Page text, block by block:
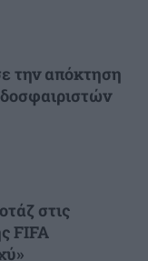
την απόκτηση
στις
FIFA